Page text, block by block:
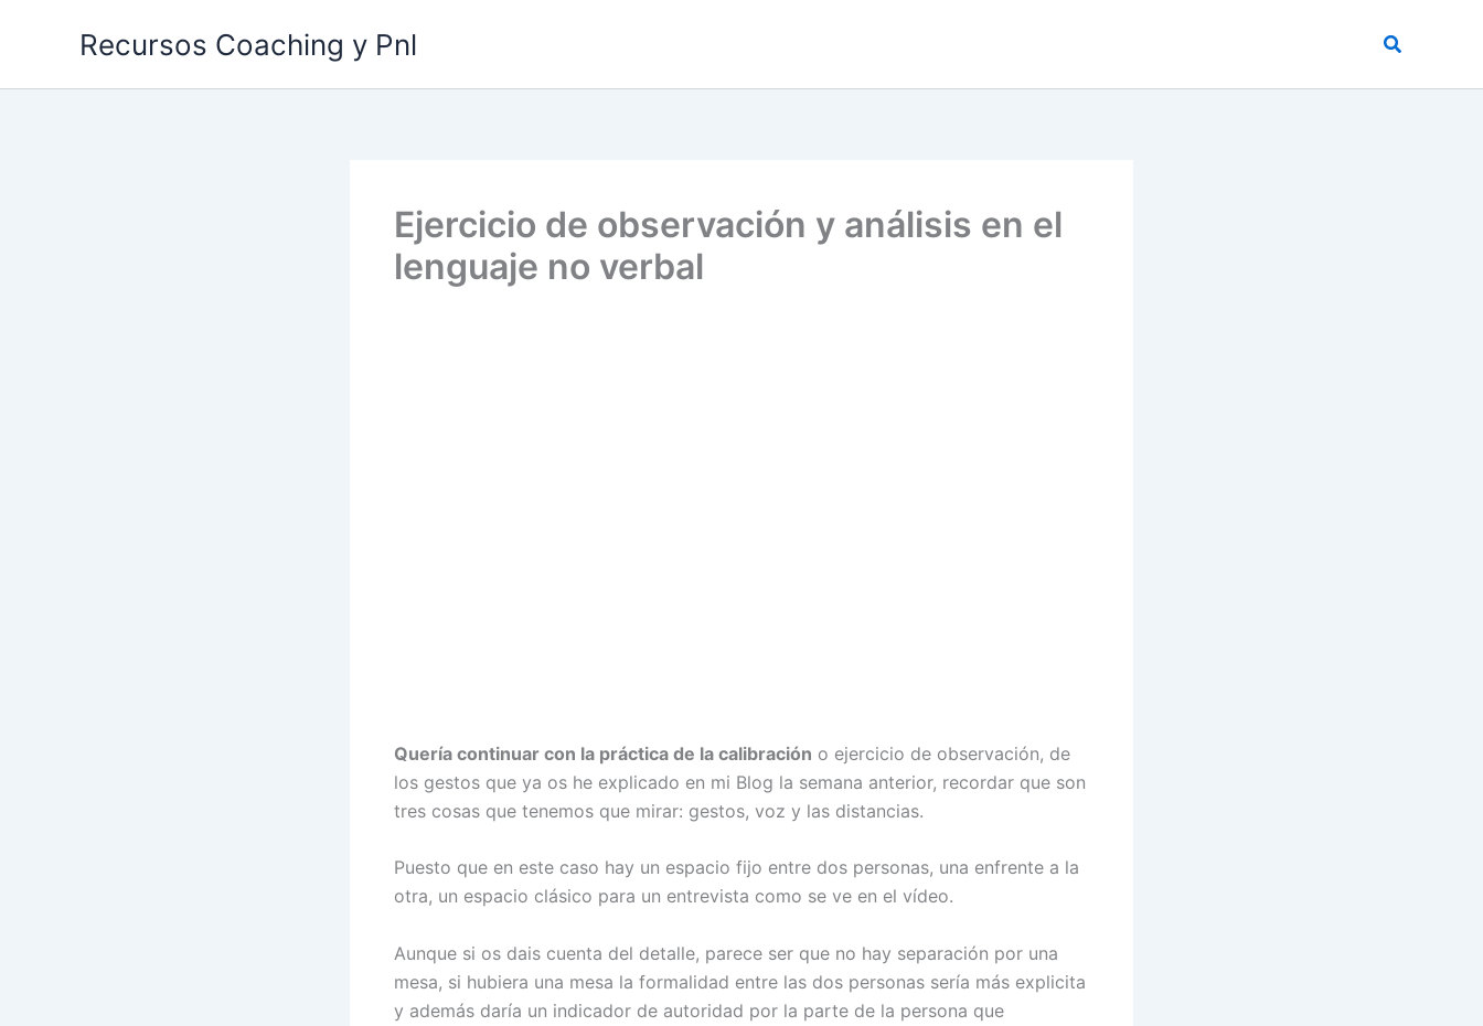
Recursos Coaching y Pnl Buscar
Ejercicio de observación y análisis en el
lenguaje no verbal
Quería continuar con la práctica de la calibración o ejercicio de observación, de
los gestos que ya os he explicado en mi Blog la semana anterior, recordar que son
tres cosas que tenemos que mirar: gestos, voz y las distancias.
Puesto que en este caso hay un espacio fijo entre dos personas, una enfrente a la
otra, un espacio clásico para un entrevista como se ve en el vídeo.
Aunque si os dais cuenta del detalle, parece ser que no hay separación por una
mesa, si hubiera una mesa la formalidad entre las dos personas sería más explicita
y además daría un indicador de autoridad por la parte de la persona que